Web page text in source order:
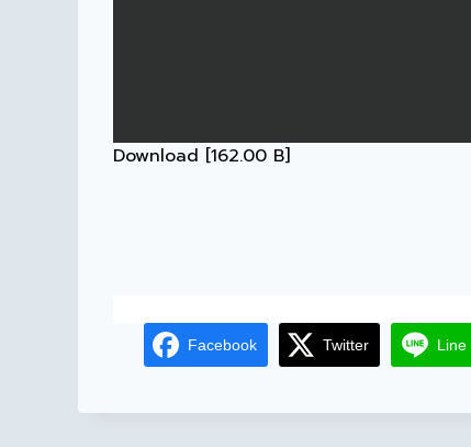
Download [162.00 B]
Facebook Twitter Line